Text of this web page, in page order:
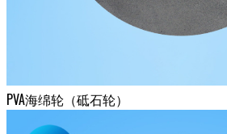
PVA海绵轮（砥石轮）